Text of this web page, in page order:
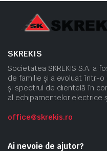
SKREKIS
Societatea SKREKIS S.A. a
de familie și a evoluat într-
și spectrul de clientelă în
al echipamentelor electrice
office@skrekis.ro
Ai nevoie de ajutor?